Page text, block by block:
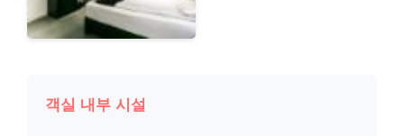
객실 내부 시설